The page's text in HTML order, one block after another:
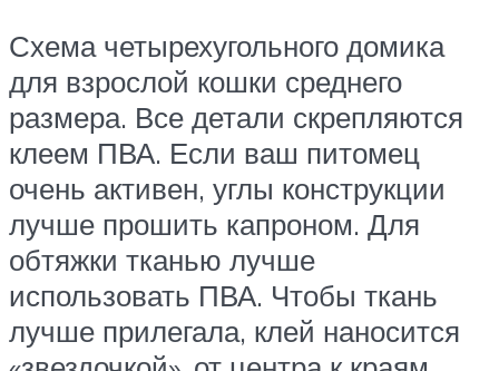
Схема четырехугольного домика
для взрослой кошки среднего
размера. Все детали скрепляются
клеем ПВА. Если ваш питомец
очень активен, углы конструкции
лучше прошить капроном. Для
обтяжки тканью лучше
использовать ПВА. Чтобы ткань
лучше прилегала, клей наносится